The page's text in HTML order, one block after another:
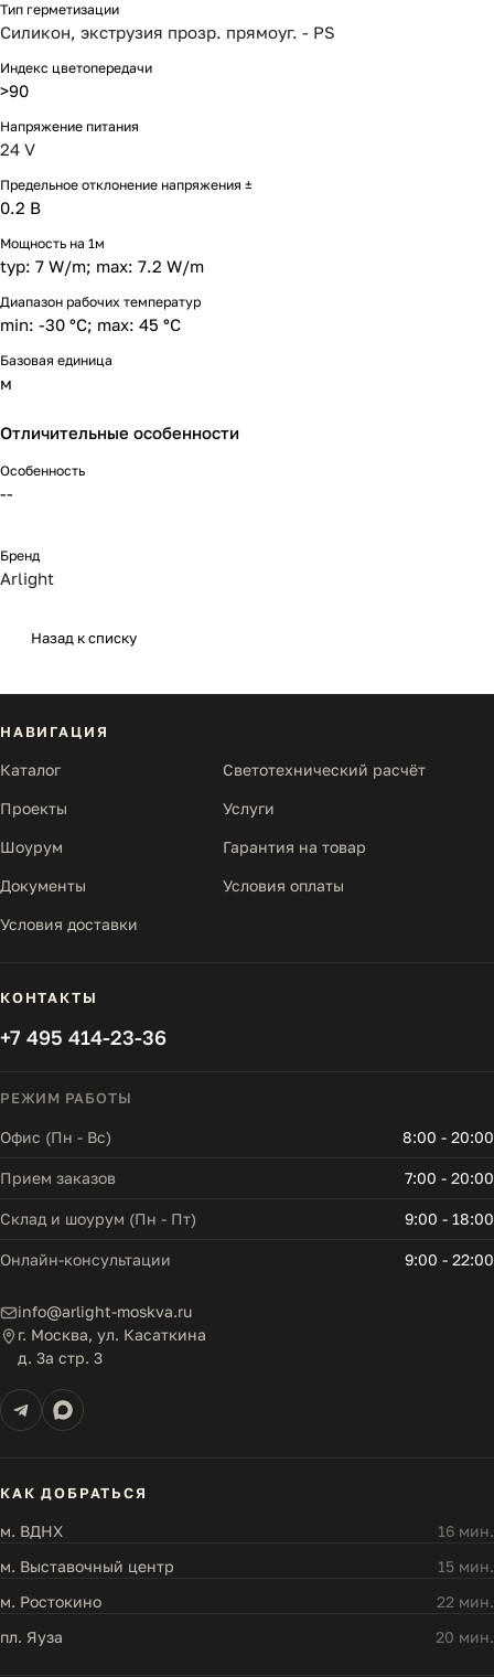
Тип герметизации
Силикон, экструзия прозр. прямоуг. - PS
Индекс цветопередачи
>90
Напряжение питания
24 V
Предельное отклонение напряжения ±
0.2 В
Мощность на 1м
typ: 7 W/m; max: 7.2 W/m
Диапазон рабочих температур
min: -30 °C; max: 45 °C
Базовая единица
м
Отличительные особенности
Особенность
--
Бренд
Arlight
Назад к списку
НАВИГАЦИЯ
Каталог Светотехнический расчёт
Проекты Услуги
Шоурум Гарантия на товар
Документы Условия оплаты
Условия доставки
КОНТАКТЫ
+7 495 414-23-36
РЕЖИМ РАБОТЫ
Офис (Пн - Вс) 8:00 - 20:00
Прием заказов 7:00 - 20:00
Склад и шоурум (Пн - Пт) 9:00 - 18:00
Онлайн-консультации 9:00 - 22:00
info@arlight-moskva.ru
г. Москва, ул. Касаткина
д. 3а стр. 3
КАК ДОБРАТЬСЯ
м. ВДНХ
16 мин.
м. Выставочный центр
15 мин.
м. Ростокино
22 мин.
пл. Яуза
20 мин.